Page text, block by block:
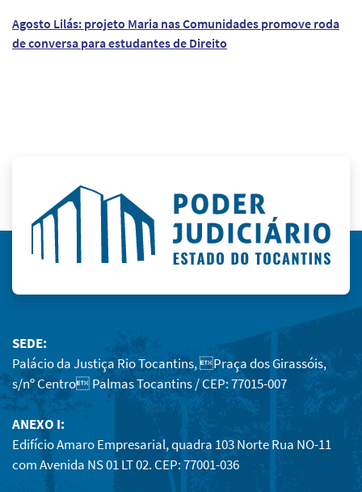
Agosto Lilás: projeto Maria nas Comunidades promove roda
de conversa para estudantes de Direito
SEDE:
Palácio da Justiça Rio Tocantins, Praça dos Girassóis,
s/nº Centro Palmas Tocantins / CEP: 77015-007
ANEXO I:
Edifício Amaro Empresarial, quadra 103 Norte Rua NO-11
com Avenida NS 01 LT 02. CEP: 77001-036